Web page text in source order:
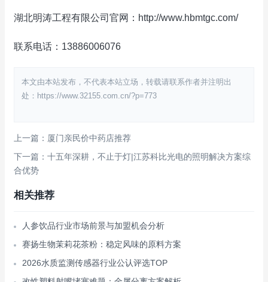
湖北明涛工程有限公司官网：http://www.hbmtgc.com/
联系电话：13886006076
本文由本站发布，不代表本站立场，转载请联系作者并注明出
处：https://www.32155.com.cn/?p=773
上一篇：厦门亲民价中药店推荐
下一篇：十五年深耕，不止于灯|江苏科比光电的照明解决方案综
合优势
相关推荐
人参饮品行业市场前景与加盟机会分析
赛扬生物茉莉花茶粉：稳定风味的原料方案
2026水质监测传感器行业公认评选TOP